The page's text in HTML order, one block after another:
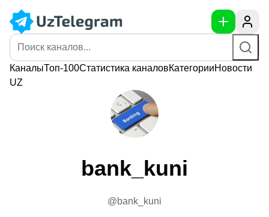
КаналыТоп-100Статистика каналовКатегорииНовости
UZ
bank_kuni
@bank_kuni